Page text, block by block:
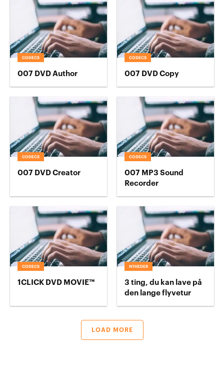
CODECS
007 DVD Author
CODECS
007 DVD Copy
CODECS
007 DVD Creator
CODECS
007 MP3 Sound
Recorder
CODECS
1CLICK DVD MOVIE™
NYHEDER
3 ting, du kan lave på
den lange flyvetur
LOAD MORE